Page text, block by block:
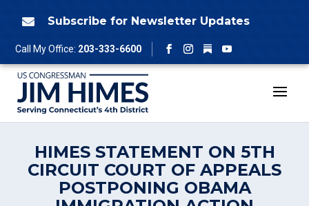
 Subscribe for Newsletter Updates
Call My Office: 203-333-6600
Facebook
Instagram
Follow
YouTube
HIMES STATEMENT ON 5TH
CIRCUIT COURT OF APPEALS
POSTPONING OBAMA